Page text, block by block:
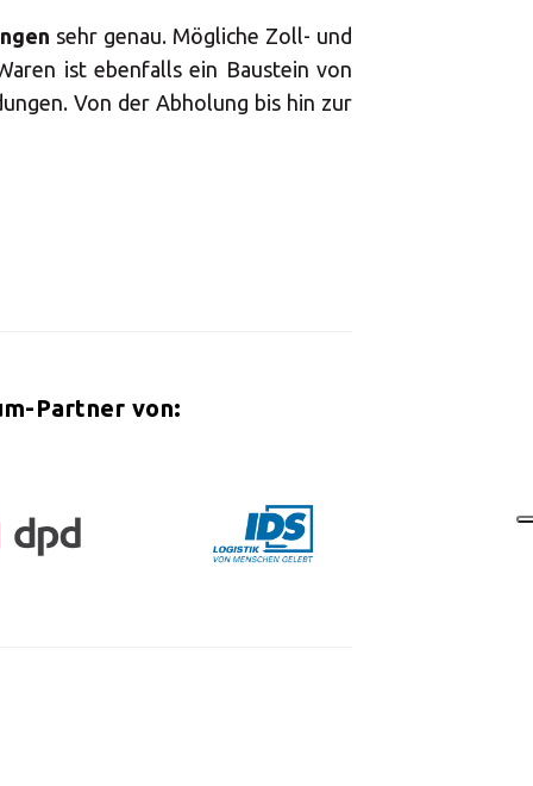
sehr genau. Mögliche Zoll- und
ist ebenfalls ein Baustein von
Von der Abholung bis hin zur
Partner von: